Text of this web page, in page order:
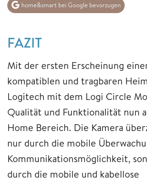
home&smart bei Google bevorzugen
FAZIT
Mit der ersten Erscheinung
kompatiblen und tragbaren
Logitech mit dem Logi Circle
Qualität und Funktionalität nun
Home Bereich. Die Kamera
nur durch die mobile
Kommunikationsmöglichkeit,
durch die mobile und kabellose